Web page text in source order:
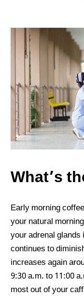
What’s
Early morning
your natural
your adrenal
continues to
increases again
9:30 a.m. to 11:00
most out of your